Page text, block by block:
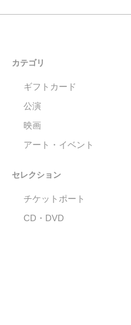
カテゴリ
ギフトカード
公演
映画
アート・イベント
セレクション
チケットポート
CD・DVD